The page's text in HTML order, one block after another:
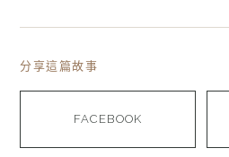
分享這篇故事
FACEBOOK